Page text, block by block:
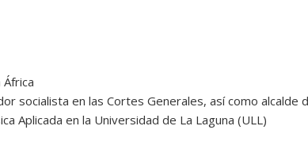
socialista en las Cortes Generales, así como
Aplicada en la Universidad de La Laguna (ULL)